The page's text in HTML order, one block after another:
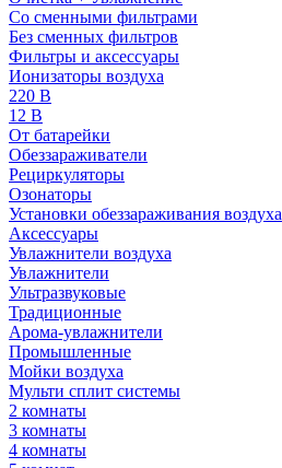
Cо сменными фильтрами
Без сменных фильтров
Фильтры и аксессуары
Ионизаторы воздуха
220 В
12 В
От батарейки
Обеззараживатели
Рециркуляторы
Озонаторы
Установки обеззараживания воздуха
Аксессуары
Увлажнители воздуха
Увлажнители
Ультразвуковые
Традиционные
Арома-увлажнители
Промышленные
Мойки воздуха
Мульти сплит системы
2 комнаты
3 комнаты
4 комнаты